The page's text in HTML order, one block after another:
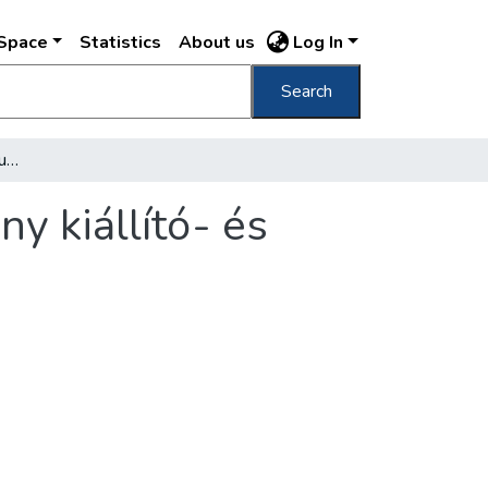
Statistics About us Log In
Search
[A Fővárosi Könyvtár, a Budapest Gyűjtemény kiállító- és olvasóterme]
kiállító- és